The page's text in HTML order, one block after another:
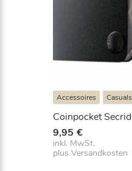
Accessoires Casuals
Coinpocket Secrid
9,95 €
inkl. MwSt.
plus Versandkosten